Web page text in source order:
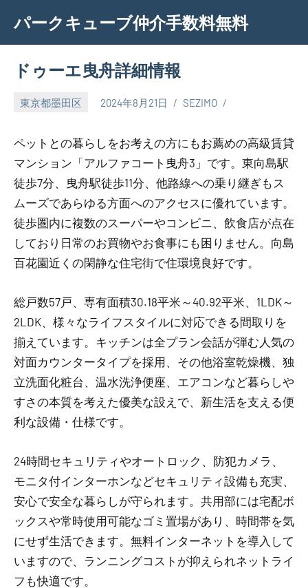
content
パークキューブ仲介手数料無料
ドゥーエ曳舟詳細情報
東京都墨田区 2024年8月21日 SEZIMO
ペットとの暮らしをお考えの方にもお薦めの高級賃貸
マンション「アルファコート曳舟3」です。東向島駅
徒歩7分、曳舟駅徒歩11分、他路線への乗り継ぎもス
ムーズであらゆる方面へのアクセスに優れています。
徒歩圏内に複数のスーパーやコンビニ、飲食店が点在
しており日常のお買物やお食事にも困りません。向島
百花園近くの閑静な住宅街で住環境良好です。
総戸数57戸、専有面積30.18平米～40.92平米、1LDK～
2LDK、様々なライフスタイルに対応できる間取りを
揃えています。キッチンは全プラン会話が弾む人気の
対面カウンタータイプを採用、その他浴室乾燥機、独
立洗面化粧台、温水洗浄便座、エアコンなど暮らしや
すさの本質を考えた優美な設えで、新生活を支える便
利な設備・仕様です。
24時間セキュリティやオートロック、防犯カメラ、
モニタ付インターホンなどセキュリティ設備も充実、
安心で安全な暮らしが守られます。共用部には宅配ボ
ックスや常時使用可能なゴミ置場があり、時間帯を気
にせず生活できます。無料インターネットを導入して
いますので、ランニングコストが抑えられネットライ
フも快適です。